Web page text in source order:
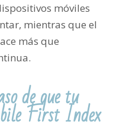
móviles
mientras que el
más que
de que tu
First Index